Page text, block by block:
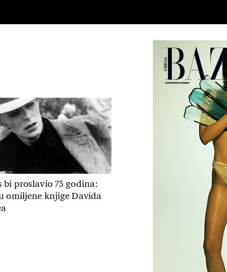
bi proslavio 75 godina:
omiljene knjige Davida